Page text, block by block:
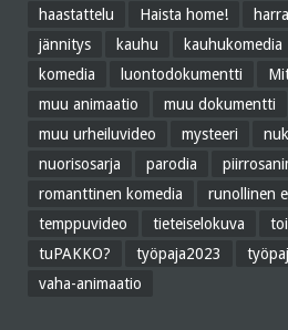
haastattelu
Haista home!
jännitys
kauhu kauhukomedia
komedia
luontodokumentti
muu animaatio
muu dokumentti
muu urheiluvideo
mysteeri
nuorisosarja
parodia
romanttinen komedia
runollinen
temppuvideo
tieteiselokuva
tuPAKKO?
työpaja2023
vaha-animaatio